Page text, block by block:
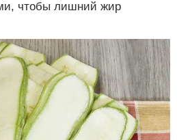
чтобы лишний жир